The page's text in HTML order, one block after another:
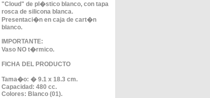
"Cloud" de pl�stico blanco, con tapa
rosca de silicona blanca.
Presentaci�n en caja de cart�n
blanco.
IMPORTANTE:
Vaso NO t�rmico.
FICHA DEL PRODUCTO
Tama�o: � 9.1 x 18.3 cm.
Capacidad: 480 cc.
Colores: Blanco (01).